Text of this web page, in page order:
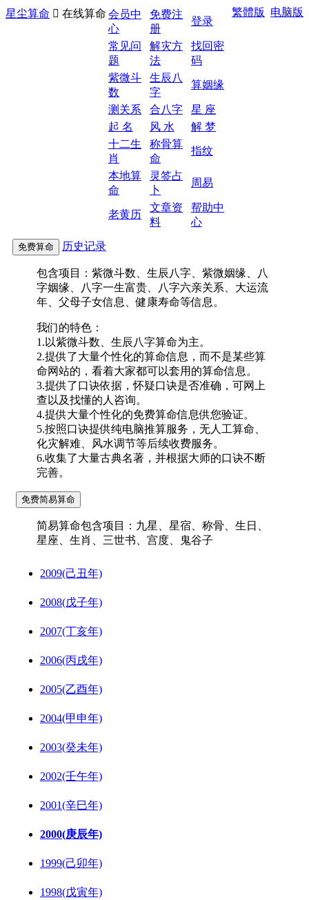
星尘算命  在线算命 繁體版 电脑版
会员中
心
免费注
册
登录
常见问
题
解灾方
法
找回密
码
紫微斗
数
生辰八
字
算姻缘
测关系 合八字
星 座
起 名
风 水
解 梦
十二生
肖
称骨算
命
指纹
本地算
命
灵签占
卜
周易
老黄历
文章资
料
帮助中
心
历史记录
包含项目：紫微斗数、生辰八字、紫微姻缘、八
字姻缘、八字一生富贵、八字六亲关系、大运流
年、父母子女信息、健康寿命等信息。
我们的特色：
1.以紫微斗数、生辰八字算命为主。
2.提供了大量个性化的算命信息，而不是某些算
命网站的，看着大家都可以套用的算命信息。
3.提供了口诀依据，怀疑口诀是否准确，可网上
查以及找懂的人咨询。
4.提供大量个性化的免费算命信息供您验证。
5.按照口诀提供纯电脑推算服务，无人工算命、
化灾解难、风水调节等后续收费服务。
6.收集了大量古典名著，并根据大师的口诀不断
完善。
简易算命包含项目：九星、星宿、称骨、生日、
星座、生肖、三世书、宫度、鬼谷子
2009(己丑年)
2008(戊子年)
2007(丁亥年)
2006(丙戌年)
2005(乙酉年)
2004(甲申年)
2003(癸未年)
2002(壬午年)
2001(辛巳年)
2000(庚辰年)
1999(己卯年)
1998(戊寅年)